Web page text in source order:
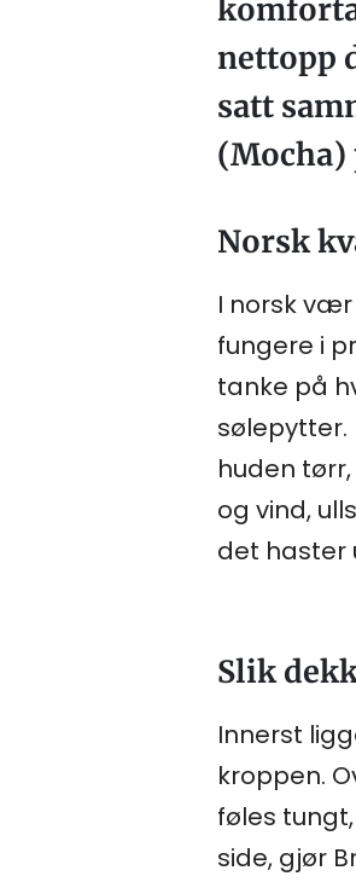
nettopp
satt
(Mocha)
Norsk
I norsk
fungere i
tanke på
huden
og vind,
det haster
Slik
Innerst
kroppen.
føles
side, gjør